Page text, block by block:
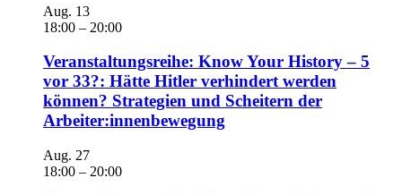
Aug. 13
18:00 – 20:00
Veranstaltungsreihe: Know Your History – 5
vor 33?: Hätte Hitler verhindert werden
können? Strategien und Scheitern der
Arbeiter:innenbewegung
Aug. 27
18:00 – 20:00